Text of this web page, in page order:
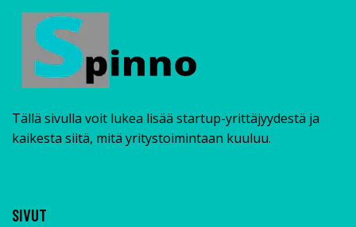
Tällä sivulla voit lukea lisää startup-yrittäjyydestä ja
kaikesta siitä, mitä yritystoimintaan kuuluu.
SIVUT